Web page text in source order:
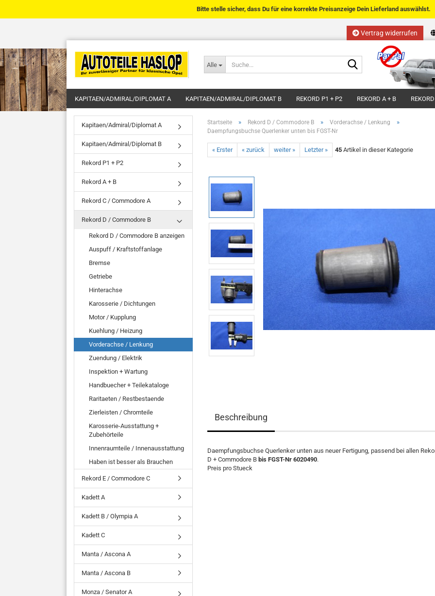
Vertrag widerrufen
Sprache auswählen
Lieferland
Passwort
Alle
Suche...
Bitte stelle sicher, dass Du für eine korrekte Preisanzeige Dein Lieferland auswählst.
KAPITAEN/ADMIRAL/DIPLOMAT A KAPITAEN/ADMIRAL/DIPLOMAT B REKORD P1 + P2 REKORD A + B
Startseite » Rekord D / Commodore B » Vorderachse / Lenkung »
Daempfungsbuchse Querlenker unten bis FGST-Nr
« Erster « zurück weiter » Letzter » 45 Artikel in dieser Kategorie
Beschreibung
Daempfungsbuchse Querlenker unten aus neuer Fertigung, passend bei allen
D + Commodore B bis FGST-Nr 6020490.
Preis pro Stueck
Kapitaen/Admiral/Diplomat A
Kapitaen/Admiral/Diplomat B
Rekord P1 + P2
Rekord A + B
Rekord C / Commodore A
Rekord D / Commodore B
Rekord D / Commodore B anzeigen
Auspuff / Kraftstoffanlage
Bremse
Getriebe
Hinterachse
Karosserie / Dichtungen
Motor / Kupplung
Kuehlung / Heizung
Vorderachse / Lenkung
Zuendung / Elektrik
Inspektion + Wartung
Handbuecher + Teilekataloge
Raritaeten / Restbestaende
Zierleisten / Chromteile
Karosserie-Ausstattung +
Zubehörteile
Innenraumteile / Innenausstattung
Haben ist besser als Brauchen
Rekord E / Commodore C
Kadett A
Kadett B / Olympia A
Kadett C
Manta / Ascona A
Manta / Ascona B
Monza / Senator A